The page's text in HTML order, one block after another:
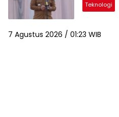
Teknologi
7 Agustus 2026 / 01:23 WIB